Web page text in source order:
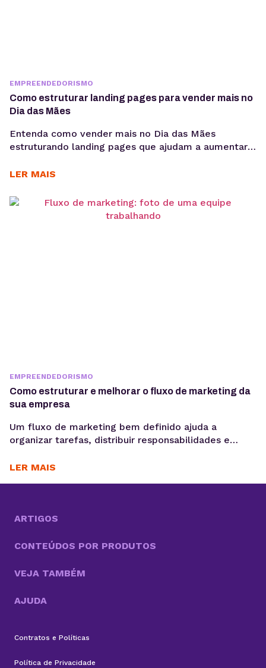
EMPREENDEDORISMO
Como estruturar landing pages para vender mais no
Dia das Mães
Entenda como vender mais no Dia das Mães
estruturando landing pages que ajudam a aumentar
sustentar campanhas com apoio de performance e
com maior potencial para campanhas promocionais e
aumento de vendas. Para aproveitar esse
LER MAIS
EMPREENDEDORISMO
Como estruturar e melhorar o fluxo de marketing da
sua empresa
Um fluxo de marketing bem definido ajuda a
organizar tarefas, distribuir responsabilidades e
consistente. E o uso de ferramentas como um
com a comunicação, é preciso ir muito...
LER MAIS
ARTIGOS
CONTEÚDOS POR PRODUTOS
VEJA TAMBÉM
AJUDA
Contratos e Políticas
Política de Privacidade